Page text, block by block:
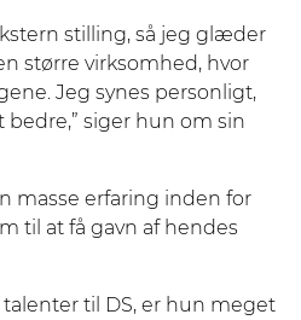
stilling, så jeg glæder
større virksomhed, hvor
Jeg synes personligt,
siger hun om sin
masse erfaring inden for
til at få gavn af hendes
til DS, er hun meget